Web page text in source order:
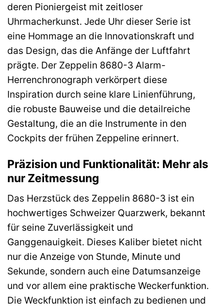
deren Pioniergeist mit zeitloser
Uhrmacherkunst. Jede Uhr dieser Serie ist
eine Hommage an die Innovationskraft und
das Design, das die Anfänge der Luftfahrt
prägte. Der Zeppelin 8680-3 Alarm-
Herrenchronograph verkörpert diese
Inspiration durch seine klare Linienführung,
die robuste Bauweise und die detailreiche
Gestaltung, die an die Instrumente in den
Cockpits der frühen Zeppeline erinnert.
Präzision und Funktionalität: Mehr als
nur Zeitmessung
Das Herzstück des Zeppelin 8680-3 ist ein
hochwertiges Schweizer Quarzwerk, bekannt
für seine Zuverlässigkeit und
Ganggenauigkeit. Dieses Kaliber bietet nicht
nur die Anzeige von Stunde, Minute und
Sekunde, sondern auch eine Datumsanzeige
und vor allem eine praktische Weckerfunktion.
Die Weckfunktion ist einfach zu bedienen und